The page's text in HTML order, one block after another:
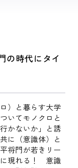
の時代にタイ
）と暮らす大学
いてモノクロと
かないか」と誘
に（意識体）と
将門が若きリー
に現れる！ 意識